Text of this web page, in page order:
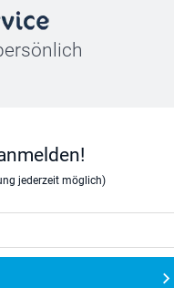
jederzeit möglich)